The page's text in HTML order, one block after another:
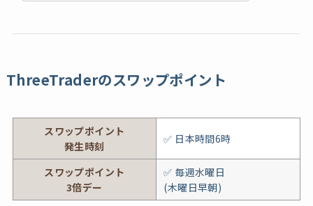
ThreeTraderのスワップポイント
スワップポイント
発生時刻
✅ 日本時間6時
スワップポイント
3倍デー
✅ 毎週水曜日
(木曜日早朝)